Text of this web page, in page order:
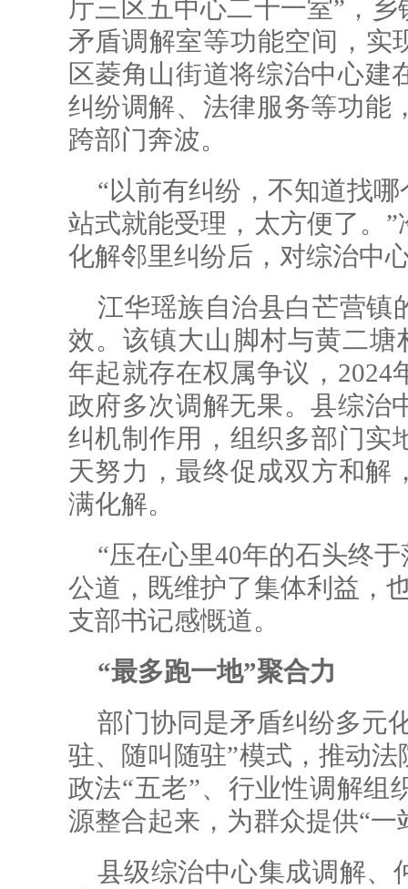
厅三区五中心二十一室”，
矛盾调解室等功能空间，实
区菱角山街道将综治中心建
纠纷调解、法律服务等功能
跨部门奔波。
“以前有纠纷，不知道找
站式就能受理，太方便了。
化解邻里纠纷后，对综治中
江华瑶族自治县白芒营镇
效。该镇大山脚村与黄二塘
年起就存在权属争议，
政府多次调解无果。县综治
纠机制作用，组织多部门实
天努力，最终促成双方和解
满化解。
“压在心里40年的石头终
公道，既维护了集体利益，
支部书记感慨道。
“最多跑一地”聚合力
部门协同是矛盾纠纷多元
驻、随叫随驻”模式，推动
政法“五老”、行业性调解组
源整合起来，为群众提供“一
县级综治中心集成调解、